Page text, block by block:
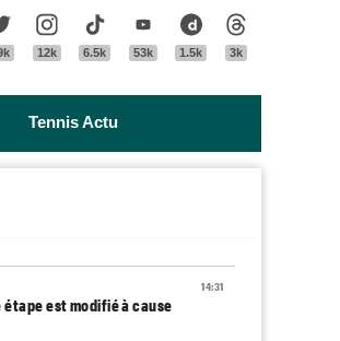
TwitterInstagram
12k
Tik Tok
6.5k
Youtube
53k
Dailymotion
1.5k 3k
Tennis Actu
14:31
étape est modifié à cause